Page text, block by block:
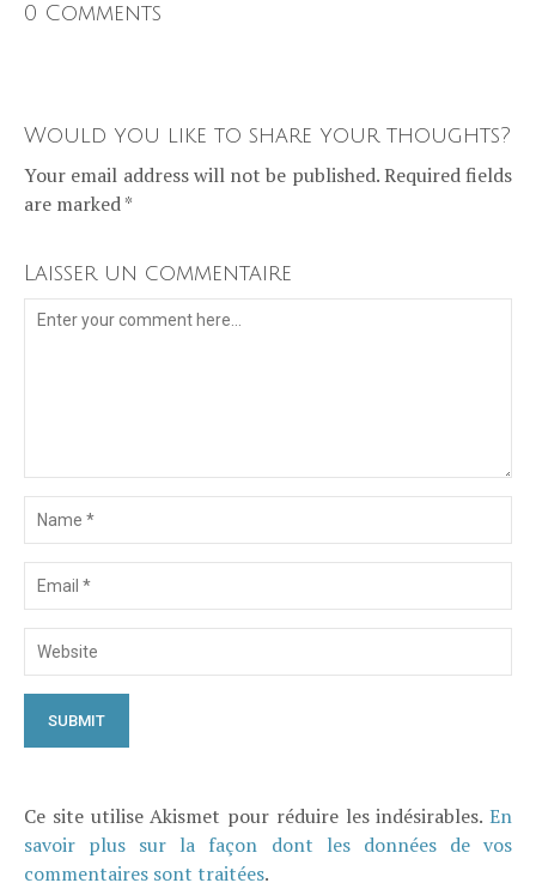
0 Comments
Would you like to share your thoughts?
Your email address will not be published. Required fields
are marked *
Laisser un commentaire
Ce site utilise Akismet pour réduire les indésirables. En
savoir plus sur la façon dont les données de vos
commentaires sont traitées.